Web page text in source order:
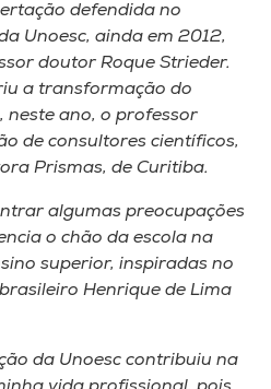
defendida no
Unoesc, ainda em 2012,
doutor Roque Strieder.
a transformação do
neste ano, o professor
de consultores científicos,
Prismas, de Curitiba.
algumas preocupações
o chão da escola na
superior, inspiradas no
Henrique de Lima
da Unoesc contribuiu na